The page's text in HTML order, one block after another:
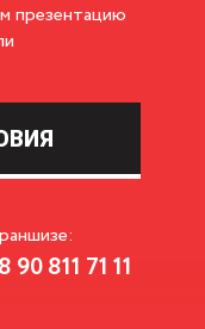
презентацию
90 811 71 11